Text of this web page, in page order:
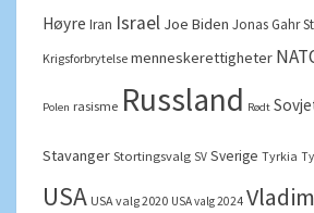
Høyre Iran Israel Joe Biden Jonas Gahr
Krigsforbrytelse menneskerettigheter
Polen rasisme Russland Rødt
Stavanger Stortingsvalg SV Sverige Tyrkia
USA USA valg 2020 USA valg 2024